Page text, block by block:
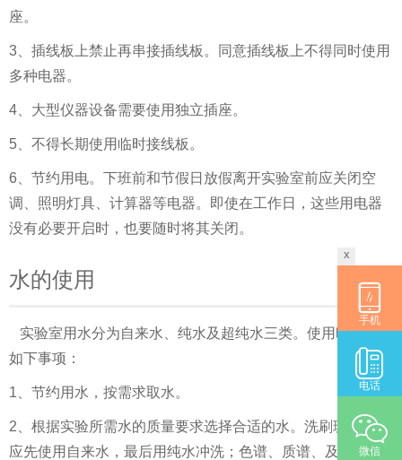
座。
3、插线板上禁止再串接插线板。同意插线板上不得同时使用
多种电器。
4、大型仪器设备需要使用独立插座。
5、不得长期使用临时接线板。
6、节约用电。下班前和节假日放假离开实验室前应关闭空
调、照明灯具、计算器等电器。即使在工作日，这些用电器
没有必要开启时，也要随时将其关闭。
水的使用
实验室用水分为自来水、纯水及超纯水三类。使用时应注意
如下事项：
1、节约用水，按需求取水。
2、根据实验所需水的质量要求选择合适的水。洗刷玻璃器皿
应先使用自来水，最后用纯水冲洗；色谱、质谱、及生物实
x
手机
电话
微信